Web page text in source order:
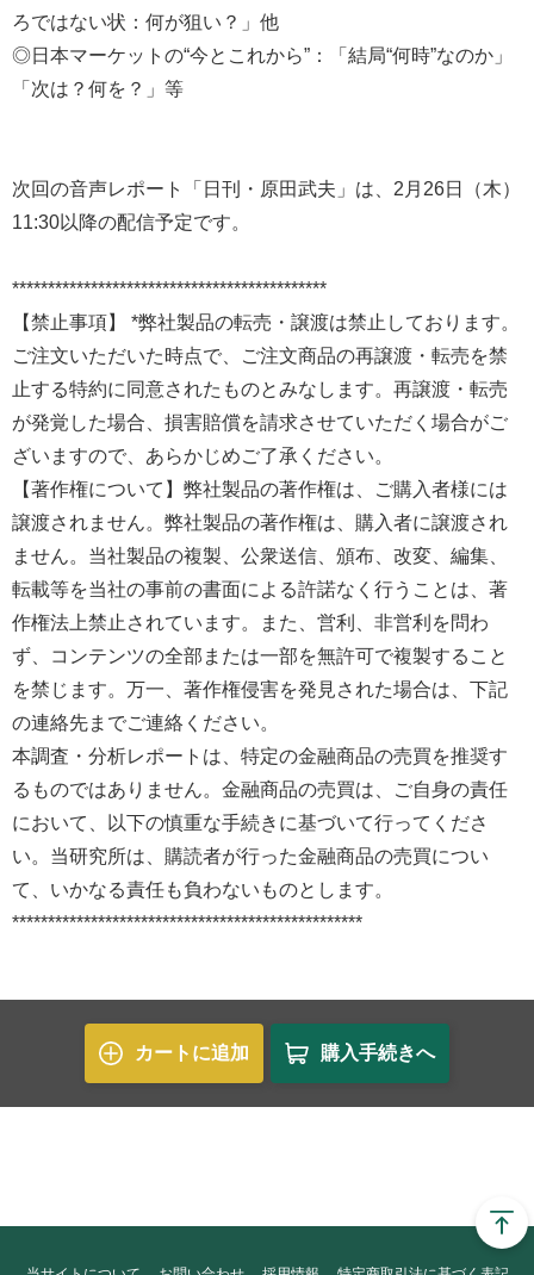
ろではない状：何が狙い？」他
◎日本マーケットの“今とこれから”：「結局“何時”なのか」
「次は？何を？」等
次回の音声レポート「日刊・原田武夫」は、2月26日（木）
11:30以降の配信予定です。
********************************************
【禁止事項】 *弊社製品の転売・譲渡は禁止しております。
ご注文いただいた時点で、ご注文商品の再譲渡・転売を禁
止する特約に同意されたものとみなします。再譲渡・転売
が発覚した場合、損害賠償を請求させていただく場合がご
ざいますので、あらかじめご了承ください。
【著作権について】弊社製品の著作権は、ご購入者様には
譲渡されません。弊社製品の著作権は、購入者に譲渡され
ません。当社製品の複製、公衆送信、頒布、改変、編集、
転載等を当社の事前の書面による許諾なく行うことは、著
作権法上禁止されています。また、営利、非営利を問わ
ず、コンテンツの全部または一部を無許可で複製すること
を禁じます。万一、著作権侵害を発見された場合は、下記
の連絡先までご連絡ください。
本調査・分析レポートは、特定の金融商品の売買を推奨す
るものではありません。金融商品の売買は、ご自身の責任
において、以下の慎重な手続きに基づいて行ってくださ
い。当研究所は、購読者が行った金融商品の売買につい
て、いかなる責任も負わないものとします。
*************************************************
カートに追加 購入手続きへ